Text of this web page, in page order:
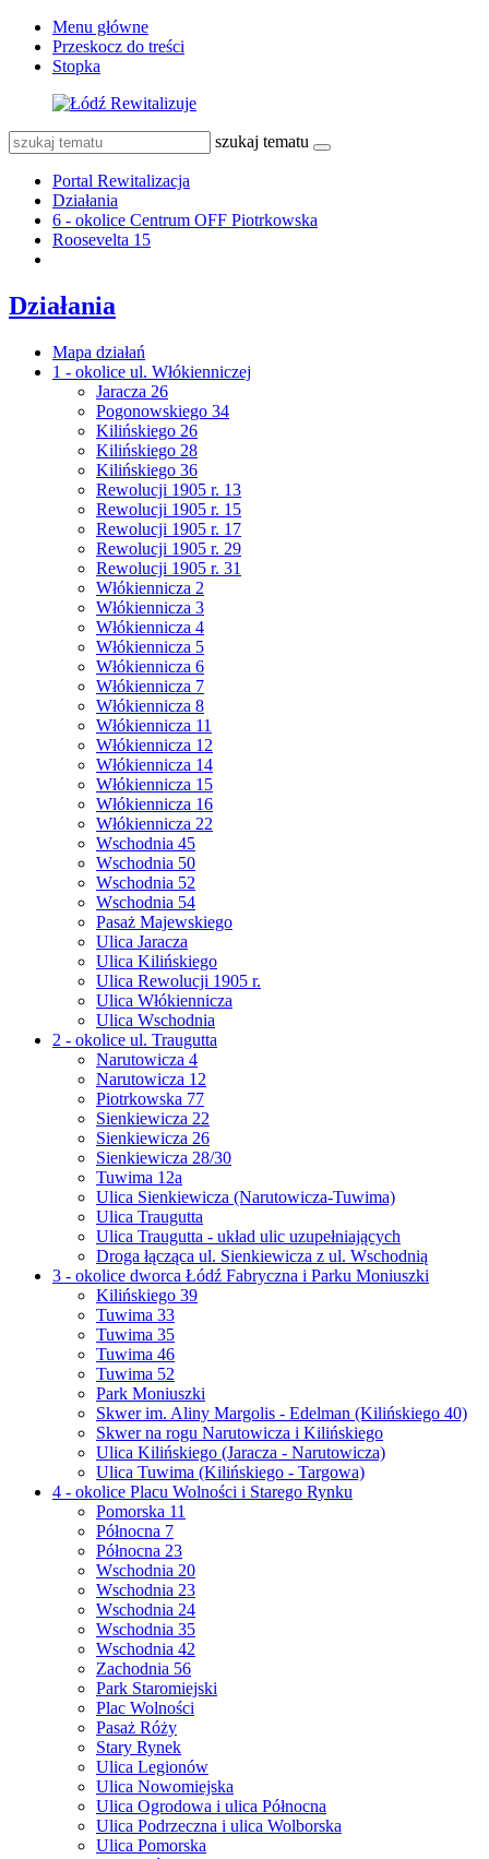
Menu główne
Przeskocz do treści
Stopka
szukaj tematu
Portal Rewitalizacja
Działania
6 - okolice Centrum OFF Piotrkowska
Roosevelta 15
Działania
Mapa działań
1 - okolice ul. Włókienniczej
Jaracza 26
Pogonowskiego 34
Kilińskiego 26
Kilińskiego 28
Kilińskiego 36
Rewolucji 1905 r. 13
Rewolucji 1905 r. 15
Rewolucji 1905 r. 17
Rewolucji 1905 r. 29
Rewolucji 1905 r. 31
Włókiennicza 2
Włókiennicza 3
Włókiennicza 4
Włókiennicza 5
Włókiennicza 6
Włókiennicza 7
Włókiennicza 8
Włókiennicza 11
Włókiennicza 12
Włókiennicza 14
Włókiennicza 15
Włókiennicza 16
Włókiennicza 22
Wschodnia 45
Wschodnia 50
Wschodnia 52
Wschodnia 54
Pasaż Majewskiego
Ulica Jaracza
Ulica Kilińskiego
Ulica Rewolucji 1905 r.
Ulica Włókiennicza
Ulica Wschodnia
2 - okolice ul. Traugutta
Narutowicza 4
Narutowicza 12
Piotrkowska 77
Sienkiewicza 22
Sienkiewicza 26
Sienkiewicza 28/30
Tuwima 12a
Ulica Sienkiewicza (Narutowicza-Tuwima)
Ulica Traugutta
Ulica Traugutta - układ ulic uzupełniających
Droga łącząca ul. Sienkiewicza z ul. Wschodnią
3 - okolice dworca Łódź Fabryczna i Parku Moniuszki
Kilińskiego 39
Tuwima 33
Tuwima 35
Tuwima 46
Tuwima 52
Park Moniuszki
Skwer im. Aliny Margolis - Edelman (Kilińskiego 40)
Skwer na rogu Narutowicza i Kilińskiego
Ulica Kilińskiego (Jaracza - Narutowicza)
Ulica Tuwima (Kilińskiego - Targowa)
4 - okolice Placu Wolności i Starego Rynku
Pomorska 11
Północna 7
Północna 23
Wschodnia 20
Wschodnia 23
Wschodnia 24
Wschodnia 35
Wschodnia 42
Zachodnia 56
Park Staromiejski
Plac Wolności
Pasaż Róży
Stary Rynek
Ulica Legionów
Ulica Nowomiejska
Ulica Ogrodowa i ulica Północna
Ulica Podrzeczna i ulica Wolborska
Ulica Pomorska